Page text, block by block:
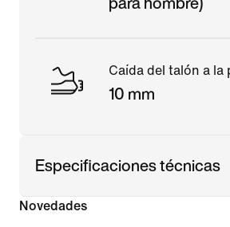
Caída del talón a la
10 mm
Especificaciones técnicas
Novedades